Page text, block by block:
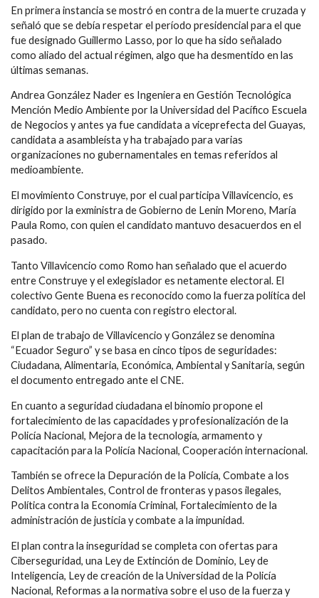
En primera instancia se mostró en contra de la muerte cruzada y
señaló que se debía respetar el período presidencial para el que
fue designado Guillermo Lasso, por lo que ha sido señalado
como aliado del actual régimen, algo que ha desmentido en las
últimas semanas.
Andrea González Nader es Ingeniera en Gestión Tecnológica
Mención Medio Ambiente por la Universidad del Pacífico Escuela
de Negocios y antes ya fue candidata a viceprefecta del Guayas,
candidata a asambleísta y ha trabajado para varias
organizaciones no gubernamentales en temas referidos al
medioambiente.
El movimiento Construye, por el cual participa Villavicencio, es
dirigido por la exministra de Gobierno de Lenin Moreno, María
Paula Romo, con quien el candidato mantuvo desacuerdos en el
pasado.
Tanto Villavicencio como Romo han señalado que el acuerdo
entre Construye y el exlegislador es netamente electoral. El
colectivo Gente Buena es reconocido como la fuerza política del
candidato, pero no cuenta con registro electoral.
El plan de trabajo de Villavicencio y González se denomina
“Ecuador Seguro” y se basa en cinco tipos de seguridades:
Ciudadana, Alimentaria, Económica, Ambiental y Sanitaria, según
el documento entregado ante el CNE.
En cuanto a seguridad ciudadana el binomio propone el
fortalecimiento de las capacidades y profesionalización de la
Policía Nacional, Mejora de la tecnología, armamento y
capacitación para la Policía Nacional, Cooperación internacional.
También se ofrece la Depuración de la Policía, Combate a los
Delitos Ambientales, Control de fronteras y pasos ilegales,
Política contra la Economía Criminal, Fortalecimiento de la
administración de justicia y combate a la impunidad.
El plan contra la inseguridad se completa con ofertas para
Ciberseguridad, una Ley de Extinción de Dominio, Ley de
Inteligencia, Ley de creación de la Universidad de la Policía
Nacional, Reformas a la normativa sobre el uso de la fuerza y